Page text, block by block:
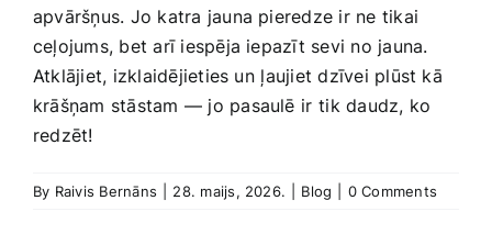
apvāršņus.​ Jo​ katra jauna ‍pieredze ir ne tikai
ceļojums, bet arī iespēja iepazīt sevi no​ jauna.
‍Atklājiet, izklaidējieties un ⁤ļaujiet dzīvei plūst kā
krāšņam stāstam — jo pasaulē⁤ ir⁤ tik daudz, ko
redzēt!
By Raivis Bernāns 28. maijs, 2026. Blog 0 Comments